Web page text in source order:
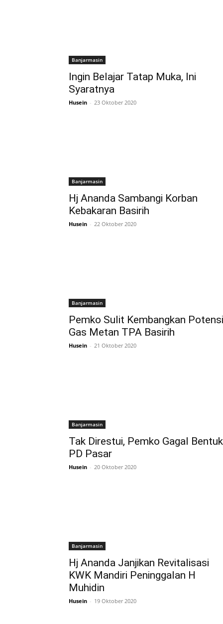
Banjarmasin
Ingin Belajar Tatap Muka, Ini
Syaratnya
Husein - 23 Oktober 2020
Banjarmasin
Hj Ananda Sambangi Korban
Kebakaran Basirih
Husein - 22 Oktober 2020
Banjarmasin
Pemko Sulit Kembangkan Potensi
Gas Metan TPA Basirih
Husein - 21 Oktober 2020
Banjarmasin
Tak Direstui, Pemko Gagal Bentuk
PD Pasar
Husein - 20 Oktober 2020
Banjarmasin
Hj Ananda Janjikan Revitalisasi
KWK Mandiri Peninggalan H
Muhidin
Husein - 19 Oktober 2020